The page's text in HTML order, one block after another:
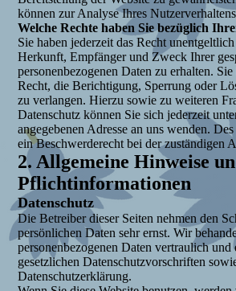
können zur Analyse Ihres
Welche Rechte haben Sie bezüglich
Sie haben jederzeit das Recht
Herkunft, Empfänger und Zweck Ihrer
personenbezogenen Daten zu erhalten.
Recht, die Berichtigung, Sperrung oder
zu verlangen. Hierzu sowie zu weiteren
Datenschutz können Sie sich jederzeit
angegebenen Adresse an uns wenden.
ein Beschwerderecht bei der zuständigen
2. Allgemeine Hinweise
Pflichtinformationen
Datenschutz
Die Betreiber dieser Seiten nehmen den
persönlichen Daten sehr ernst. Wir
personenbezogenen Daten vertraulich und
gesetzlichen Datenschutzvorschriften
Datenschutzerklärung.